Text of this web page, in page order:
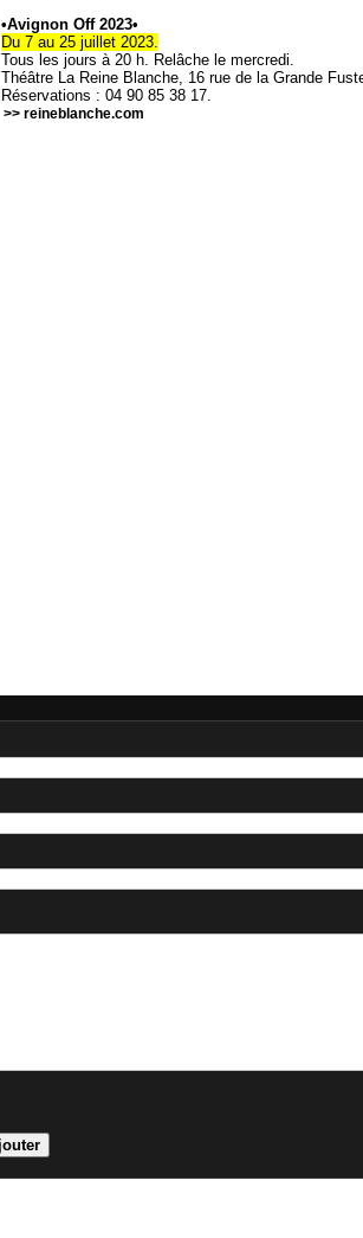
•Avignon Off 2023•
Du 7 au 25 juillet 2023.
Tous les jours à 20 h. Relâche le mercredi.
Théâtre La Reine Blanche, 16 rue de la Grande
Réservations : 04 90 85 38 17.
>> reineblanche.com